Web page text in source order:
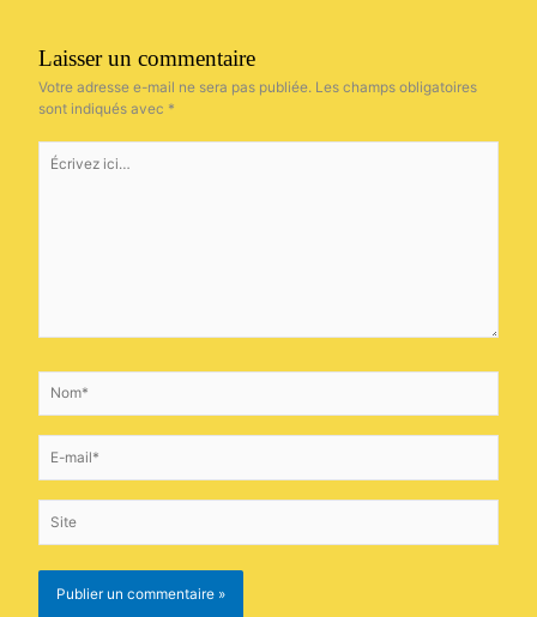
Laisser un commentaire
Votre adresse e-mail ne sera pas publiée. Les champs obligatoires
sont indiqués avec *
Écrivez
ici…
mail*